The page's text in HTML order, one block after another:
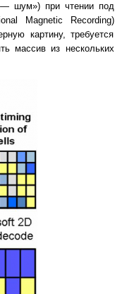
— шум») при чтении под
Magnetic Recording)
картину, требуется
массив из нескольких